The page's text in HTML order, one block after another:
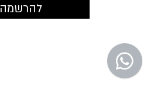
להרשמה